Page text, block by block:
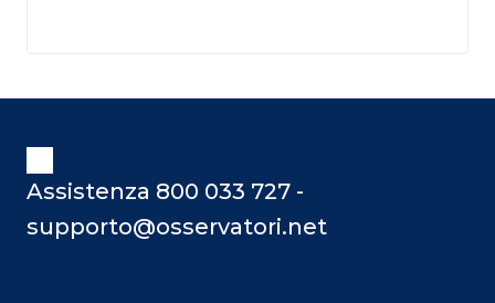
Assistenza 800 033 727 -
supporto@osservatori.net